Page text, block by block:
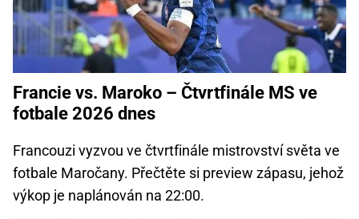
Francie vs. Maroko – Čtvrtfinále MS ve
fotbale 2026 dnes
Francouzi vyzvou ve čtvrtfinále mistrovství světa ve
fotbale Maročany. Přečtěte si preview zápasu, jehož
výkop je naplánován na 22:00.